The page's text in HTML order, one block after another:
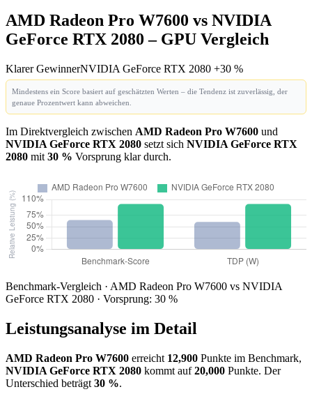
AMD Radeon Pro W7600 vs NVIDIA
GeForce RTX 2080 – GPU Vergleich
Klarer GewinnerNVIDIA GeForce RTX 2080 +30 %
Mindestens ein Score basiert auf geschätzten Werten – die Tendenz ist zuverlässig, der
genaue Prozentwert kann abweichen.
Im Direktvergleich zwischen AMD Radeon Pro W7600 und
NVIDIA GeForce RTX 2080 setzt sich NVIDIA GeForce RTX
2080 mit 30 % Vorsprung klar durch.
Benchmark-Vergleich · AMD Radeon Pro W7600 vs NVIDIA
GeForce RTX 2080 · Vorsprung: 30 %
Leistungsanalyse im Detail
AMD Radeon Pro W7600 erreicht 12,900 Punkte im Benchmark,
NVIDIA GeForce RTX 2080 kommt auf20,000 Punkte. Der
Unterschied beträgt 30 %.